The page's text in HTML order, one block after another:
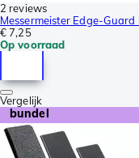
2 reviews
Messermeister Edge-
€ 7,25
Op voorraad
Vergelijk
bundel